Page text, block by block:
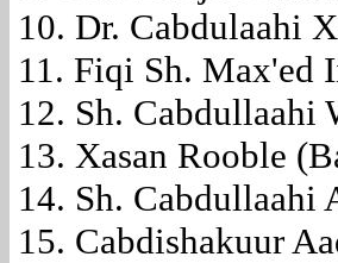
10. Dr. Cabdulaahi
11. Fiqi Sh. Max'ed
12. Sh. Cabdullaahi
13. Xasan Rooble
14. Sh. Cabdullaahi
15. Cabdishakuur